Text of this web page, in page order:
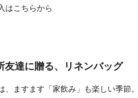
はこちらから
友達に贈る、リネンバッグ
、ますます「家飲み」も楽しい季節